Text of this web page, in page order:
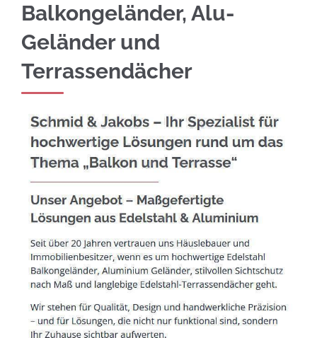
Balkongeländer, Alu-
Geländer und
Terrassendächer